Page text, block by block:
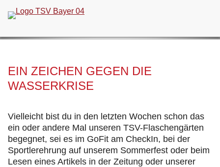
überspringen
EIN ZEICHEN GEGEN DIE
WASSERKRISE
Vielleicht bist du in den letzten Wochen schon das
ein oder andere Mal unseren TSV-Flaschengärten
begegnet, sei es im GoFit am CheckIn, bei der
Sportlerehrung auf unserem Sommerfest oder beim
Lesen eines Artikels in der Zeitung oder unserer